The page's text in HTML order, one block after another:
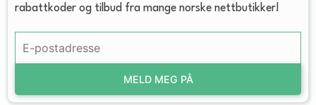
rabattkoder og tilbud fra mange norske nettbutikker!
MELD MEG PÅ